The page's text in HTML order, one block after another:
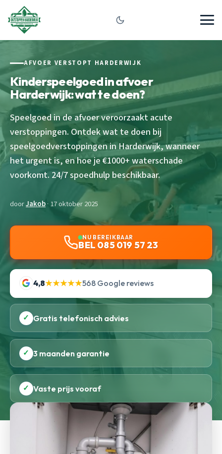
AFVOER VERSTOPT HARDERWIJK
Kinderspeelgoed in afvoer
Harderwijk: wat te doen?
Speelgoed in de afvoer veroorzaakt acute
verstoppingen. Ontdek wat te doen bij
speelgoedverstoppingen in Harderwijk, wanneer
het urgent is, en hoe je €1000+ waterschade
voorkomt. 24/7 spoedhulp beschikbaar.
doorJakob· 17 oktober 2025
NU BEREIKBAAR
BEL 085 019 57 23
4,8★★★★★568 Google reviews
✓ Gratis telefonisch advies
✓ 3 maanden garantie
✓ Vaste prijs vooraf